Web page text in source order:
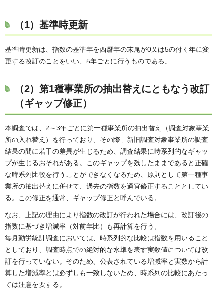
（1）基準時更新
基準時更新は、指数の基準年を西暦年の末尾が0又は5の付く年に変
更する改訂のことをいい、5年ごとに行うものである。
（2）第1種事業所の抽出替えにともなう改訂
（ギャップ修正）
本調査では、2～3年ごとに第一種事業所の抽出替え（調査対象事業
所の入れ替え）を行っており、その際、新旧調査対象事業所の調査
結果の間に若干の差異が生じるため、調査結果に時系列的なギャッ
プが生じるおそれがある。このギャップを残したままであると正確
な時系列比較を行うことができなくなるため、原則として第一種事
業所の抽出替えに併せて、過去の指数を適宜修正することとしてい
る。この修正を通常、ギャップ修正と呼んでいる。
なお、上記の理由により指数の改訂が行われた場合には、改訂後の
指数に基づき増減率（対前年比）も再計算を行う。
毎月勤労統計調査においては、時系列的な比較は指数を用いること
としており、調査時点での絶対的な水準を表す実数値については改
訂を行っていない。そのため、公表されている増減率と実数から計
算した増減率とは必ずしも一致しないため、時系列の比較にあたっ
ては注意を要する。